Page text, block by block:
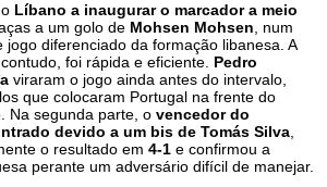
Líbano a inaugurar o marcador a meio
a um golo de Mohsen Mohsen , num
jogo diferenciado da formação libanesa. A
foi rápida e eficiente. Pedro
viraram o jogo ainda antes do intervalo,
que colocaram Portugal na frente do
Na segunda parte, o vencedor do
devido a um bis de Tomás Silva
o resultado em 4-1 e confirmou a
perante um adversário difícil de manejar.